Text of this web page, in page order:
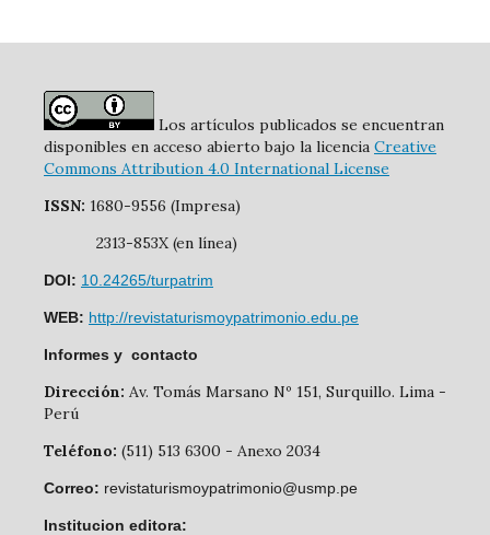
Los artículos publicados se encuentran
disponibles en acceso abierto bajo la licencia Creative
Commons Attribution 4.0 International License
ISSN: 1680-9556 (Impresa)
2313-853X (en línea)
DOI: 10.24265/turpatrim
WEB: http://revistaturismoypatrimonio.edu.pe
Informes y contacto
Dirección: Av. Tomás Marsano Nº 151, Surquillo. Lima -
Perú
Teléfono: (511) 513 6300 - Anexo 2034
Correo: revistaturismoypatrimonio@usmp.pe
Institucion editora: